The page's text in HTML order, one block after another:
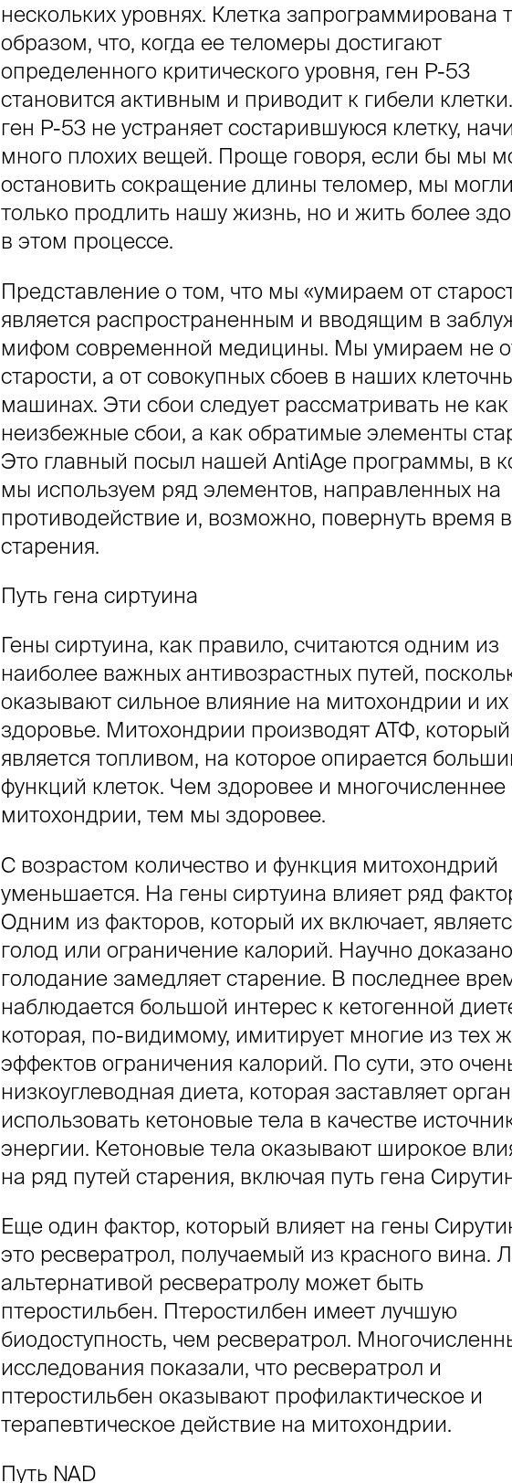
нескольких уровнях. Клетка запрограммирована
образом, что, когда ее теломеры достигают
определенного критического уровня, ген P-53
становится активным и приводит к гибели
ген P-53 не устраняет состарившуюся клетку,
много плохих вещей. Проще говоря, если бы мы
остановить сокращение длины теломер, мы
только продлить нашу жизнь, но и жить более
в этом процессе.
Представление о том, что мы «умираем от
является распространенным и вводящим в
мифом современной медицины. Мы умираем не
старости, а от совокупных сбоев в наших
машинах. Эти сбои следует рассматривать не как
неизбежные сбои, а как обратимые элементы
Это главный посыл нашей AntiAge программы, в
мы используем ряд элементов, направленных на
противодействие и, возможно, повернуть время
старения.
Путь гена сиртуина
Гены сиртуина, как правило, считаются одним из
наиболее важных антивозрастных путей,
оказывают сильное влияние на митохондрии и их
здоровье. Митохондрии производят АТФ, который
является топливом, на которое опирается
функций клеток. Чем здоровее и многочисленнее
митохондрии, тем мы здоровее.
С возрастом количество и функция митохондрий
уменьшается. На гены сиртуина влияет ряд
Одним из факторов, который их включает,
голод или ограничение калорий. Научно
голодание замедляет старение. В последнее
наблюдается большой интерес к кетогенной
которая, по-видимому, имитирует многие из тех
эффектов ограничения калорий. По сути, это
низкоуглеводная диета, которая заставляет
использовать кетоновые тела в качестве
энергии. Кетоновые тела оказывают широкое
на ряд путей старения, включая путь гена
Еще один фактор, который влияет на гены
это ресвератрол, получаемый из красного вина.
альтернативой ресвератролу может быть
птеростильбен. Птеростилбен имеет лучшую
биодоступность, чем ресвератрол.
исследования показали, что ресвератрол и
птеростильбен оказывают профилактическое и
терапевтическое действие на митохондрии.
Путь NAD